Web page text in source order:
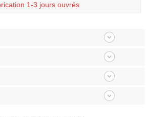
1-3 jours ouvrés